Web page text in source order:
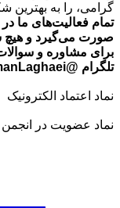
گرامی، را به بهترین
تمام فعالیت‌های ما
صورت می‌گیرد و هیچ
برای مشاوره و سوالات
تلگرام @ArmanLaghaei در ارتباط باشید.
نماد اعتماد الکترونیک
نماد عضویت در